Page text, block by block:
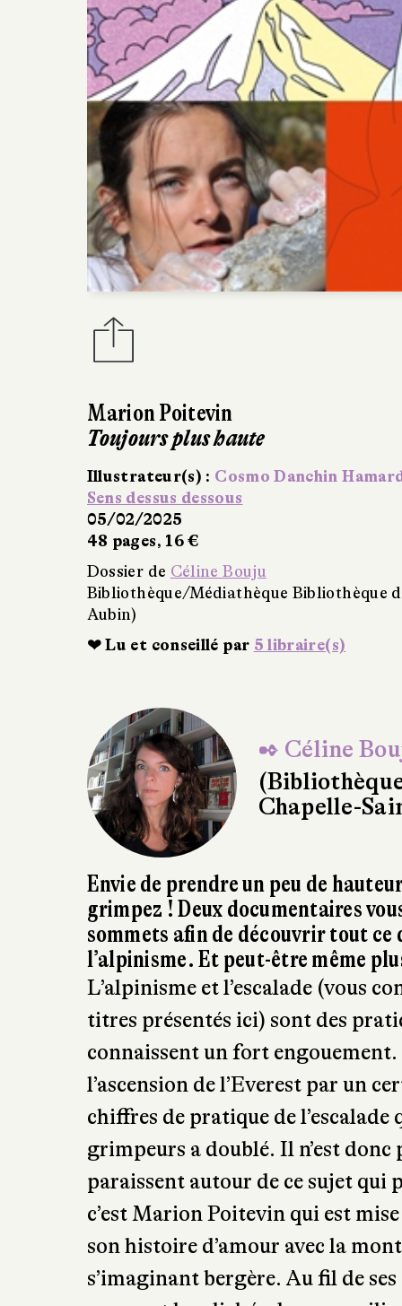
Ximo Abadia
Vertical
Gallimard Jeunesse
09/01/2025
64 pages, 18,50 €
Dossier deCéline Bouju
Bibliothèque/Médiathèque
Aubin)
❤ Lu et conseillé par
✒ Céline
Chapelle-
Envie de prendre un peu de
grimpez ! Deux documentaires
sommets afin de découvrir tout ce
l’alpinisme. Et peut-être même
L’alpinisme et l’escalade (vous
titres présentés ici) sont des
connaissent un fort
l’ascension de l’Everest par un
chiffres de pratique de
grimpeurs a doublé. Il n’est
paraissent autour de ce sujet qui
c’est Marion Poitevin qui est
son histoire d’amour avec la
s’imaginant bergère. Au fil de